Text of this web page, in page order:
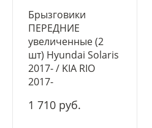
Брызговики
ПЕРЕДНИЕ
увеличенные (2
шт) Hyundai Solaris
2017- / KIA RIO
2017-
1 710 руб.